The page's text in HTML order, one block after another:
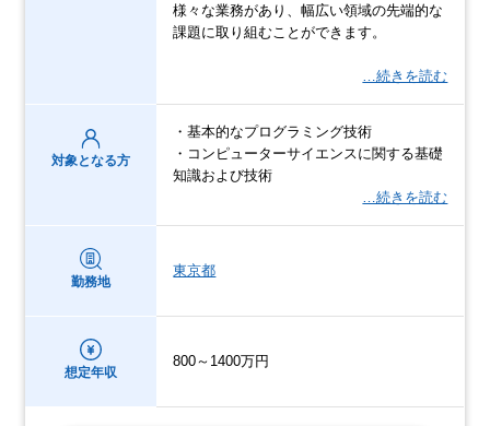
様々な業務があり、幅広い領域の先端的な
課題に取り組むことができます。
…続きを読む
対象となる方
・基本的なプログラミング技術
・コンピューターサイエンスに関する基礎
知識および技術
…続きを読む
勤務地
東京都
想定年収
800～1400万円